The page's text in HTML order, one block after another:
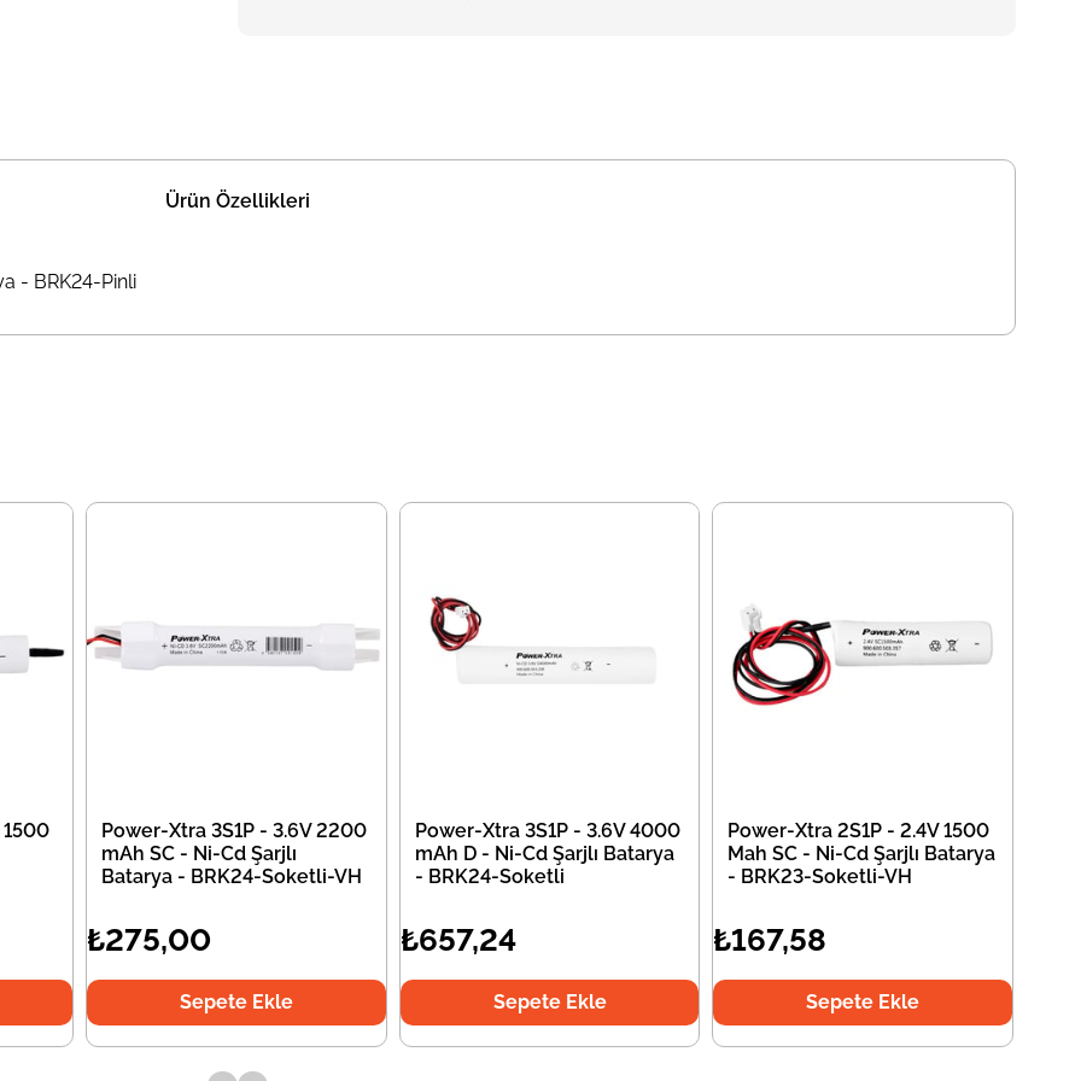
Ürün Özellikleri
- BRK24-Pinli
1500
Power-Xtra 3S1P - 3.6V 2200
mAh SC - Ni-Cd Şarjlı
Batarya - BRK24-Soketli-VH
₺275,00
Sepete Ekle
Power-Xtra 3S1P - 3.6V 4000
mAh D - Ni-Cd Şarjlı Batarya
- BRK24-Soketli
₺657,24
Sepete Ekle
Power-Xtra 2S1P - 2.4V 1500
Mah SC - Ni-Cd Şarjlı Batarya
- BRK23-Soketli-VH
₺167,58
Sepete Ekle